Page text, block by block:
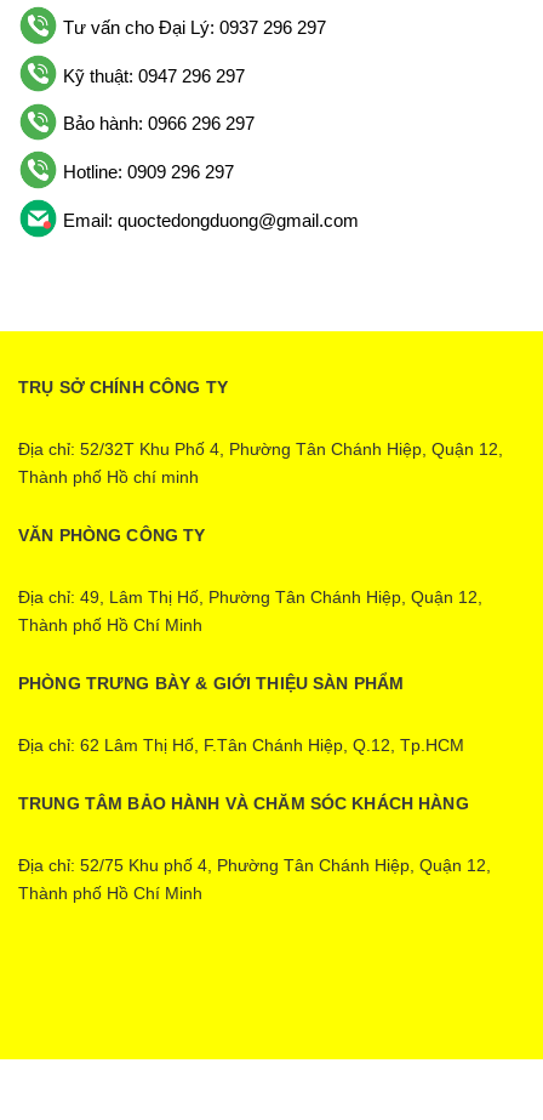
Tư vấn cho Đại Lý: 0937 296 297
Kỹ thuật: 0947 296 297
Bảo hành: 0966 296 297
Hotline: 0909 296 297
Email: quoctedongduong@gmail.com
TRỤ SỞ CHÍNH CÔNG TY
Địa chỉ: 52/32T Khu Phố 4, Phường Tân Chánh Hiệp, Quận 12,
Thành phố Hồ chí minh
VĂN PHÒNG CÔNG TY
Địa chỉ: 49, Lâm Thị Hố, Phường Tân Chánh Hiệp, Quận 12,
Thành phố Hồ Chí Minh
PHÒNG TRƯNG BÀY & GIỚI THIỆU SÀN PHẨM
Địa chỉ: 62 Lâm Thị Hố, F.Tân Chánh Hiệp, Q.12, Tp.HCM
TRUNG TÂM BẢO HÀNH VÀ CHĂM SÓC KHÁCH HÀNG
Địa chỉ: 52/75 Khu phố 4, Phường Tân Chánh Hiệp, Quận 12,
Thành phố Hồ Chí Minh